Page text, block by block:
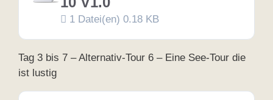
1 Datei(en) 0.18 KB
Tag 3 bis 7 – Alternativ-Tour 6 – Eine See-Tour die
ist lustig